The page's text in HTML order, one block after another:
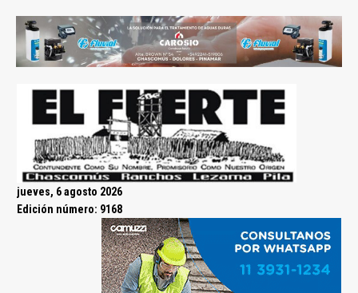
jueves, 6 agosto 2026
Edición número: 9168